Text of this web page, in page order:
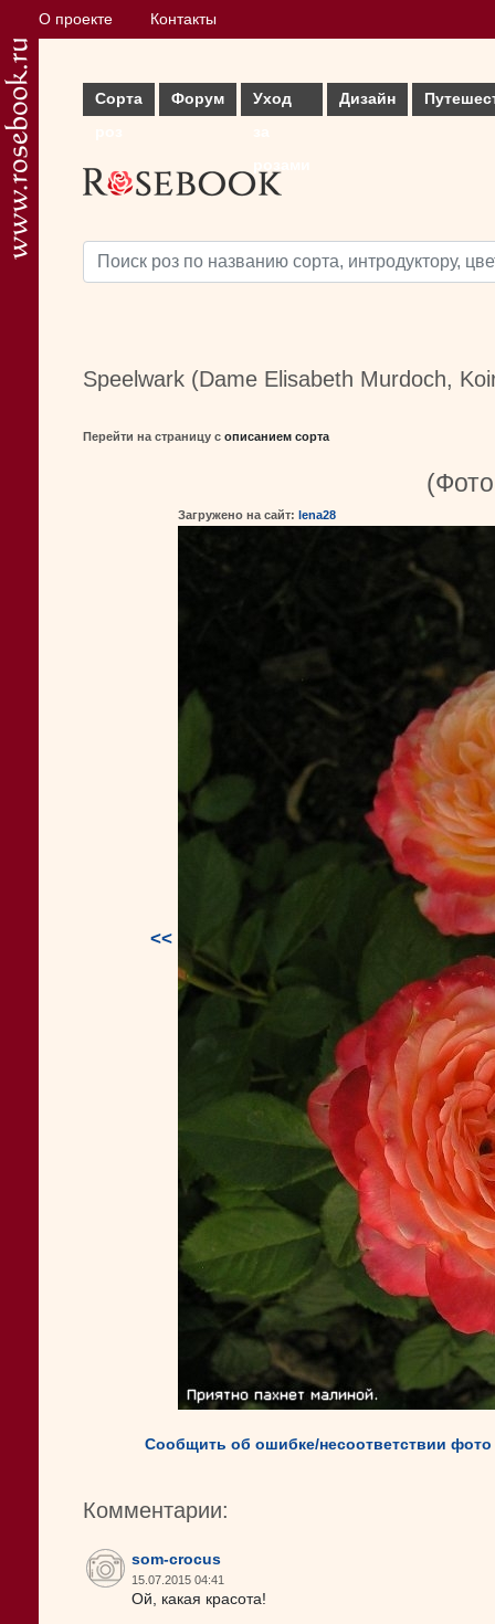
О проекте Контакты
Сорта
Форум
Уход
Дизайн
Speelwark (Dame Elisabeth Murdoch,
Перейти на страницу с описанием сорта
<<
Загружено на сайт: lena28
Сообщить об ошибке/несоответствии фото
Комментарии:
som-crocus
15.07.2015 04:41
Ой, какая красота!